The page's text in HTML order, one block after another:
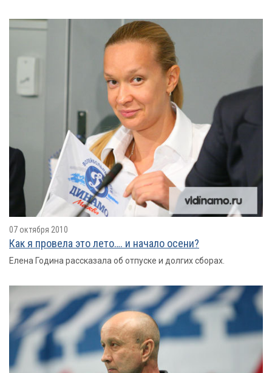
07 октября 2010
Как я провелa это лето…. и начало осени?
Елена Година рассказала об отпуске и долгих сборах.